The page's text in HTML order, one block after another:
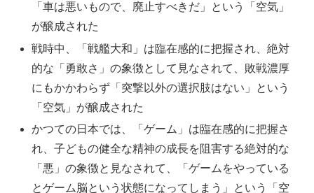
「車は悪いもので、廃止すべきだ」という「空気」
が醸成された
戦時中、「戦艦大和」は臨在感的に把握され、絶対
的な「勇敢さ」の象徴として見なされて、敗戦濃厚
にもかかわらず「突撃以外の選択肢はない」という
「空気」が醸成された
かつての日本では、「ゲーム」は臨在感的に把握さ
れ、子どもの健全な精神の成長を阻害する絶対的な
「悪」の象徴と見なされて、「ゲームをやっている
とゲーム脳という状態になってしまう」という「空